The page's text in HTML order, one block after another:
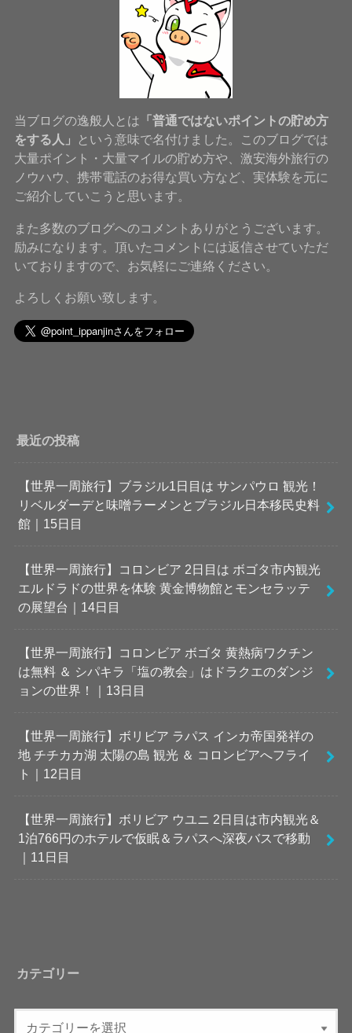
当ブログの逸般人とは 「普通ではないポイントの貯め方
をする人」
という意味で名付けました。このブログでは
大量ポイント・大量マイルの貯め方や、激安海外旅行の
ノウハウ、携帯電話のお得な買い方など、実体験を元に
ご紹介していこうと思います。
また多数のブログへのコメントありがとうございます。
励みになります。頂いたコメントには返信させていただ
いておりますので、お気軽にご連絡ください。
よろしくお願い致します。
最近の投稿
【世界一周旅行】ブラジル1日目は サンパウロ 観光！
リベルダーデと味噌ラーメンとブラジル日本移民史料
館｜15日目
【世界一周旅行】コロンビア 2日目は ボゴタ市内観光
エルドラドの世界を体験 黄金博物館とモンセラッテ
の展望台｜14日目
【世界一周旅行】コロンビア ボゴタ 黄熱病ワクチン
は無料 ＆ シパキラ「塩の教会」はドラクエのダンジ
ョンの世界！｜13日目
【世界一周旅行】ボリビア ラパス インカ帝国発祥の
地 チチカカ湖 太陽の島 観光 ＆ コロンビアへフライ
ト｜12日目
【世界一周旅行】ボリビア ウユニ 2日目は市内観光＆
1泊766円のホテルで仮眠＆ラパスへ深夜バスで移動
｜11日目
カテゴリー